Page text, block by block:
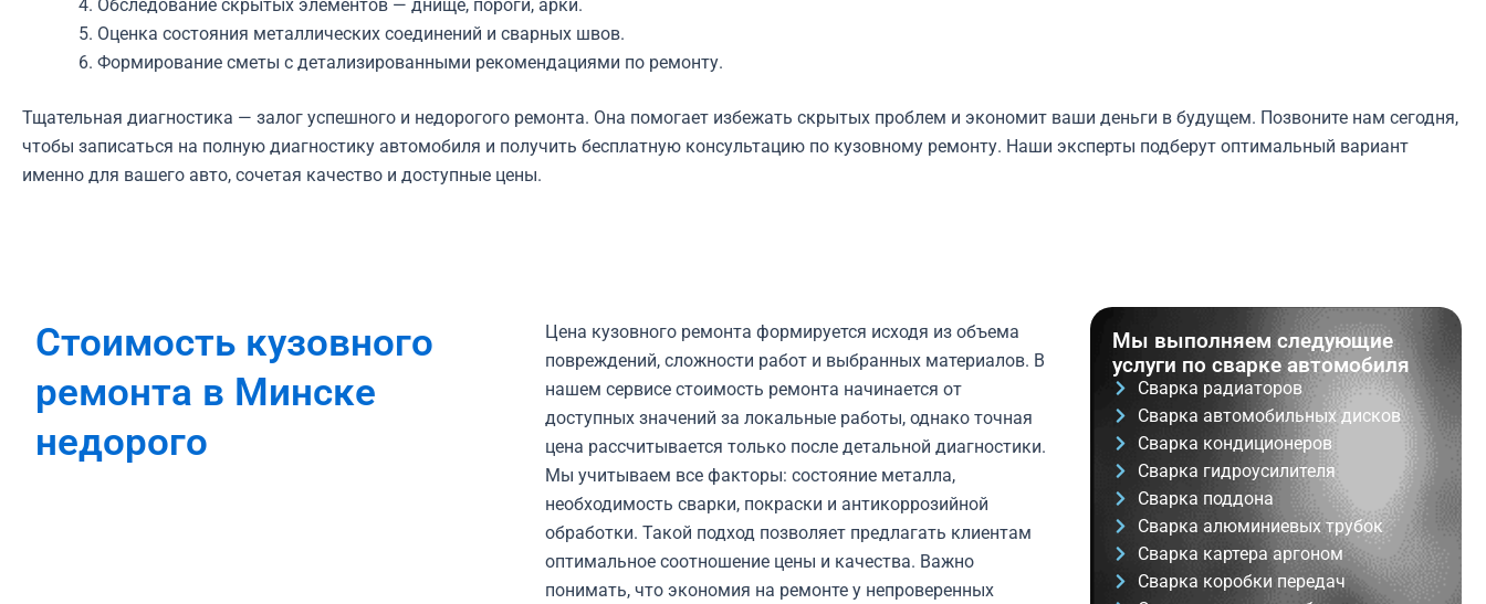
Обследование скрытых элементов — днище, пороги, арки.
Оценка состояния металлических соединений и сварных швов.
Формирование сметы с детализированными рекомендациями по ремонту.
Тщательная диагностика — залог успешного и недорогого ремонта. Она помогает избежать скрытых проблем и экономит ваши деньги в будущем. Позвоните нам сегодня,
чтобы записаться на полную диагностику автомобиля и получить бесплатную консультацию по кузовному ремонту. Наши эксперты подберут оптимальный вариант
именно для вашего авто, сочетая качество и доступные цены.
Стоимость кузовного
ремонта в Минске
недорого
Цена кузовного ремонта формируется исходя из объема
повреждений, сложности работ и выбранных материалов. В
нашем сервисе стоимость ремонта начинается от
доступных значений за локальные работы, однако точная
цена рассчитывается только после детальной диагностики.
Мы учитываем все факторы: состояние металла,
необходимость сварки, покраски и антикоррозийной
обработки. Такой подход позволяет предлагать клиентам
оптимальное соотношение цены и качества. Важно
понимать, что экономия на ремонте у непроверенных
Мы выполняем следующие
услуги по сварке автомобиля
Сварка радиаторов
Сварка автомобильных дисков
Сварка кондиционеров
Сварка гидроусилителя
Сварка поддона
Сварка алюминиевых трубок
Сварка картера аргоном
Сварка коробки передач